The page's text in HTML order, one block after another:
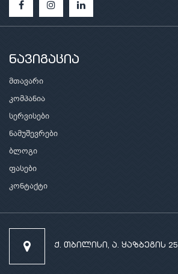
ნავიგაცია
მთავარი
კომპანია
სერვისები
ნამუშევრები
ბლოგი
ფასები
კონტაქტი
ქ. თბილისი, ა. ყაზბეგის 25